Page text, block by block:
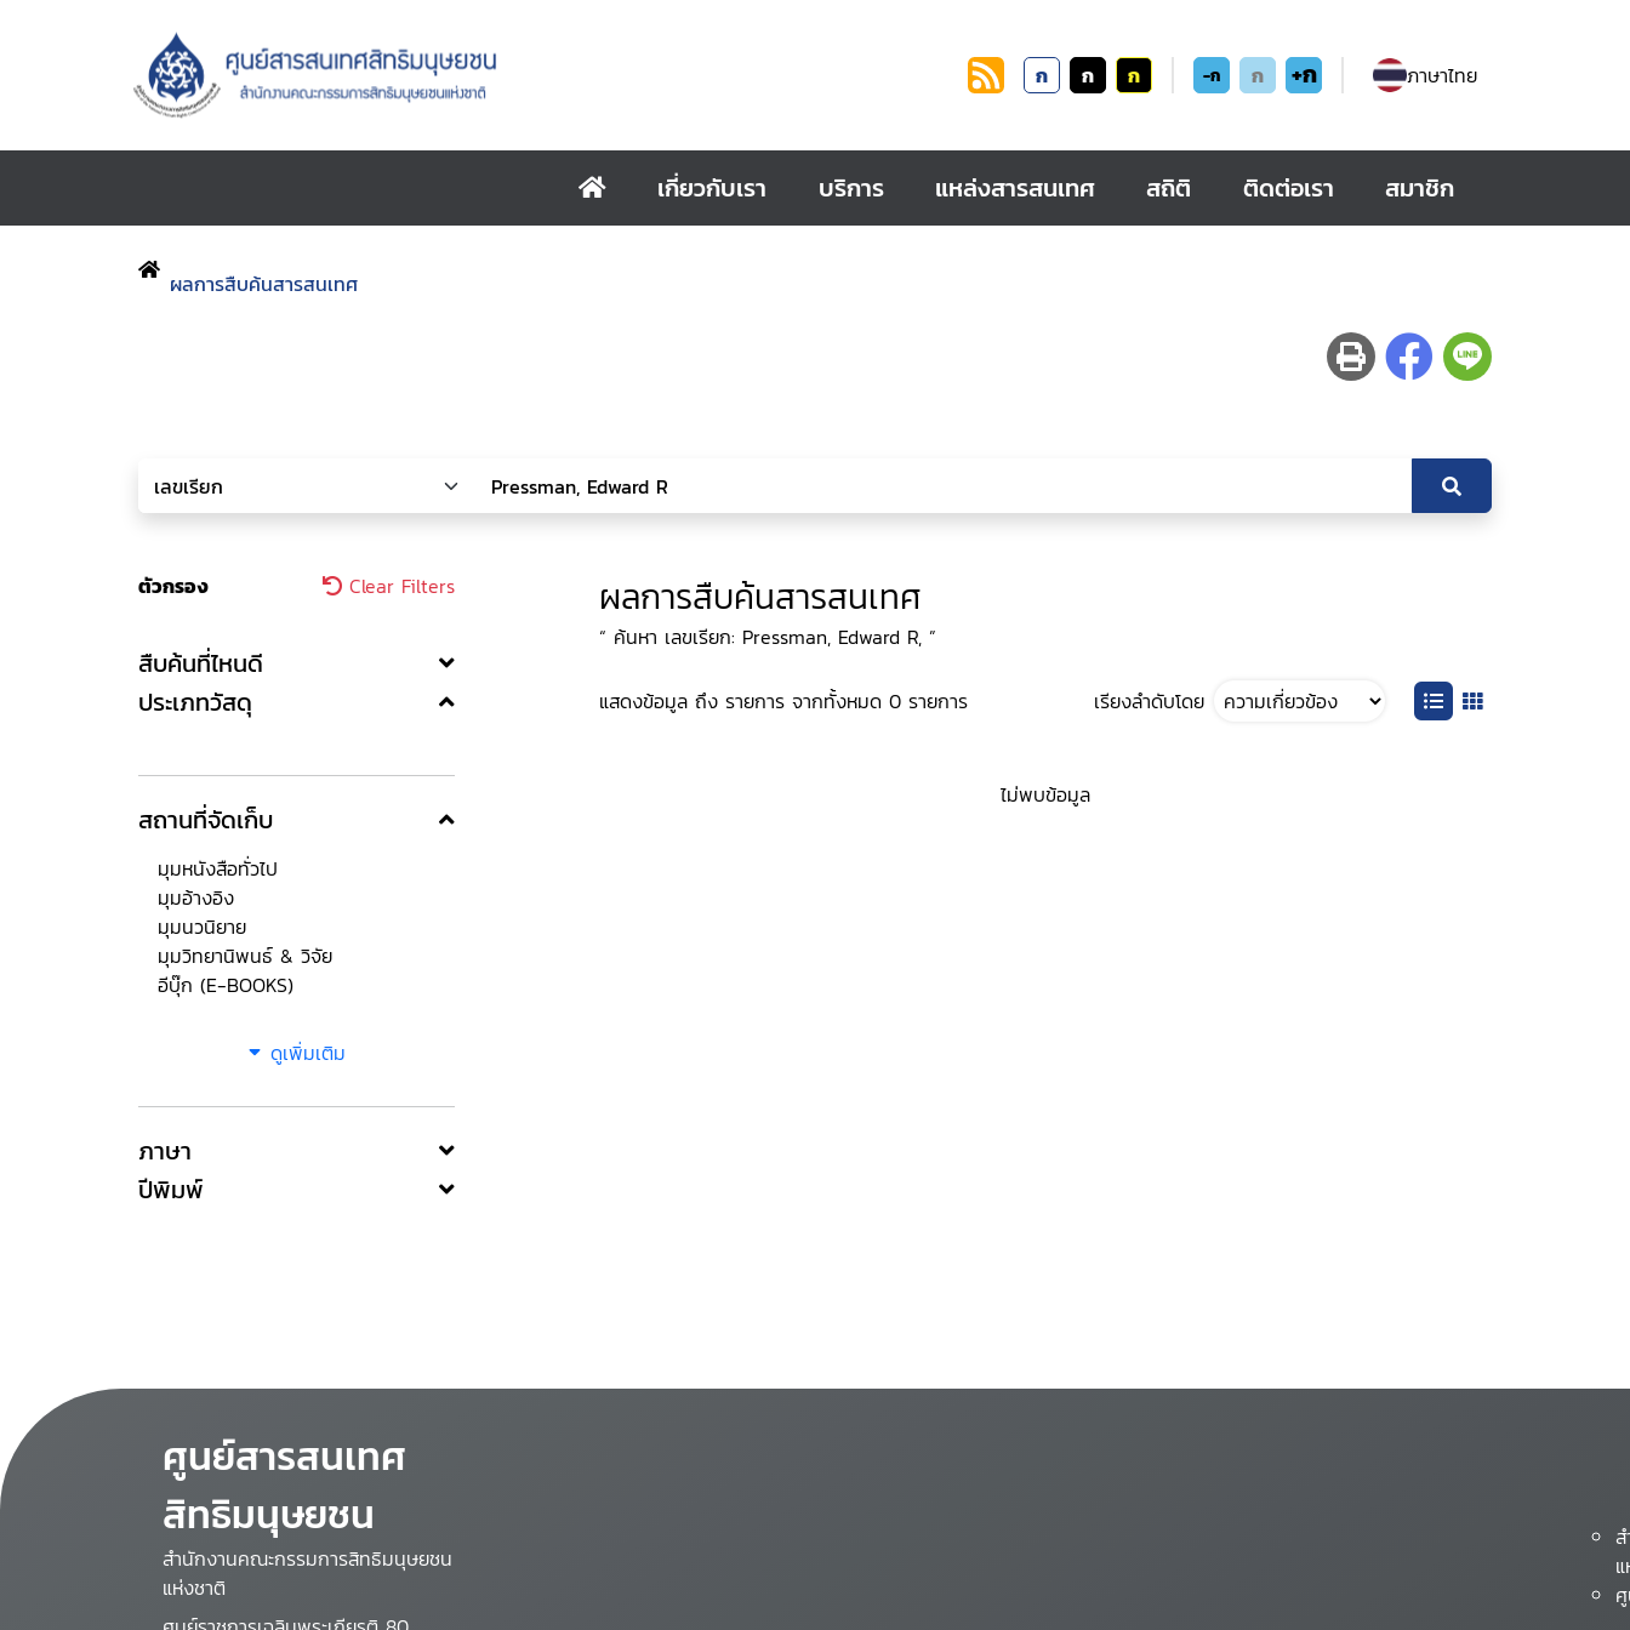
ก ก ก -ก ก +ก ภาษาไทย
เกี่ยวกับเรา บริการ แหล่งสารสนเทศ สถิติ ติดต่อเรา สมาชิก
ผลการสืบค้นสารสนเทศ
ตัวกรอง Clear Filters
สืบค้นที่ไหนดี
ประเภทวัสดุ
สถานที่จัดเก็บ
มุมหนังสือทั่วไป
มุมอ้างอิง
มุมนวนิยาย
มุมวิทยานิพนธ์ & วิจัย
อีบุ๊ก (E-BOOKS)
ดูเพิ่มเติม
ภาษา
ปีพิมพ์
ผลการสืบค้นสารสนเทศ
“ ค้นหา เลขเรียก: Pressman, Edward R, ”
แสดงข้อมูล ถึง รายการ จากทั้งหมด 0 รายการ เรียงลำดับโดย
ไม่พบข้อมูล
ศูนย์สารสนเทศ
สิทธิมนุษยชน
สำนักงานคณะกรรมการสิทธิมนุษยชน
แห่งชาติ